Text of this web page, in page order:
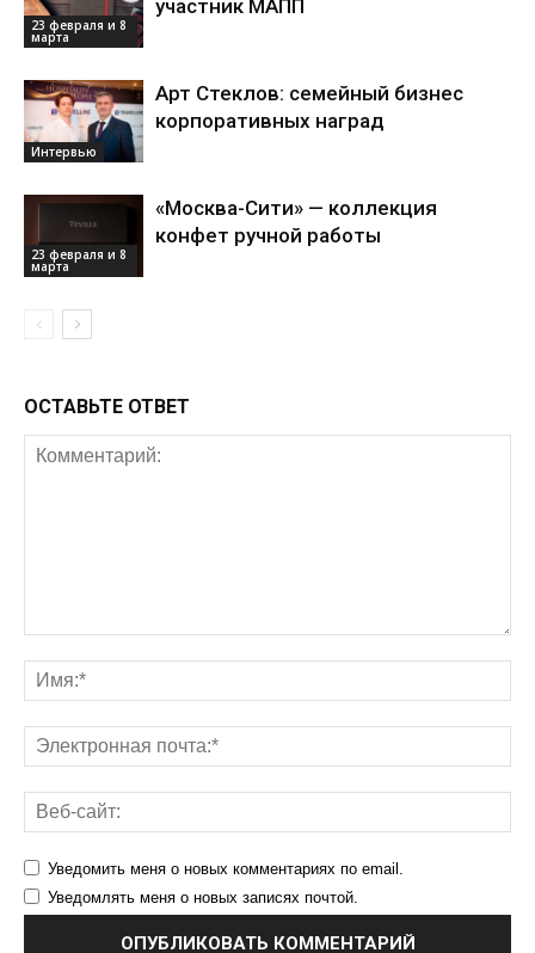
23 февраля и 8
марта
участник МАПП
Интервью
Арт Стеклов: семейный бизнес
корпоративных наград
23 февраля и 8
марта
«Москва-Сити» — коллекция
конфет ручной работы
ОСТАВЬТЕ ОТВЕТ
Уведомить меня о новых комментариях по email.
Уведомлять меня о новых записях почтой.